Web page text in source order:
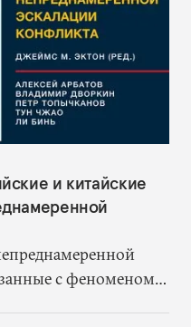
и китайские
с феноменом